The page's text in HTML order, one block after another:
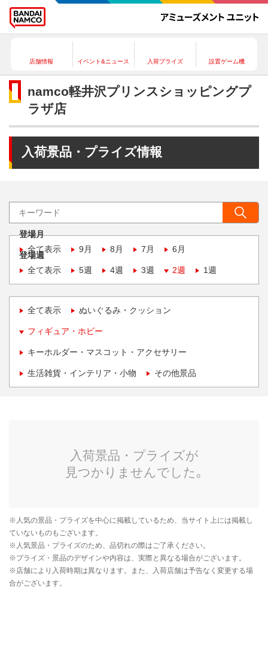
店舗情報 イベント&ニュース 入荷プライズ 設置ゲーム機
namco軽井沢プリンスショッピングプ
ラザ店
入荷景品・プライズ情報
登場月
全て表示
9月 8月 7月 6月
登場週
全て表示
5週 4週 3週 2週 1週
全て表示 ぬいぐるみ・クッション
フィギュア・ホビー
キーホルダー・マスコット・アクセサリー
生活雑貨・インテリア・小物 その他景品